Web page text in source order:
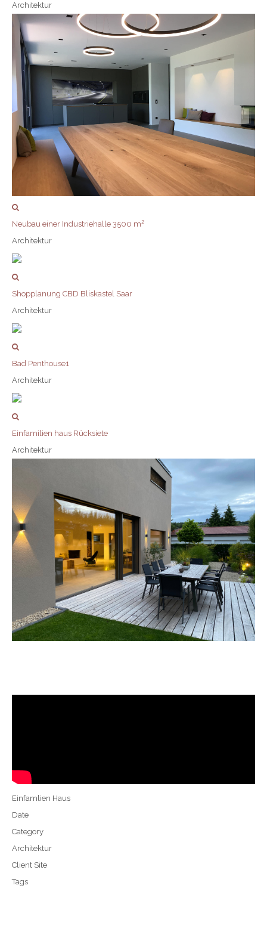
Architektur
Neubau einer Industriehalle 3500 m²
Architektur
Shopplanung CBD Bliskastel Saar
Architektur
Bad Penthouse1
Architektur
Einfamilien haus Rücksiete
Architektur
Einfamlien Haus
Date
Category
Architektur
Client Site
Tags